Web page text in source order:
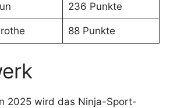
236 Punkte
88 Punkte
2025 wird das Ninja-Sport-